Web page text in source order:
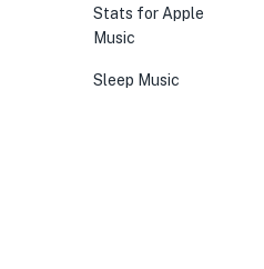
Stats for Apple
Music
Sleep Music